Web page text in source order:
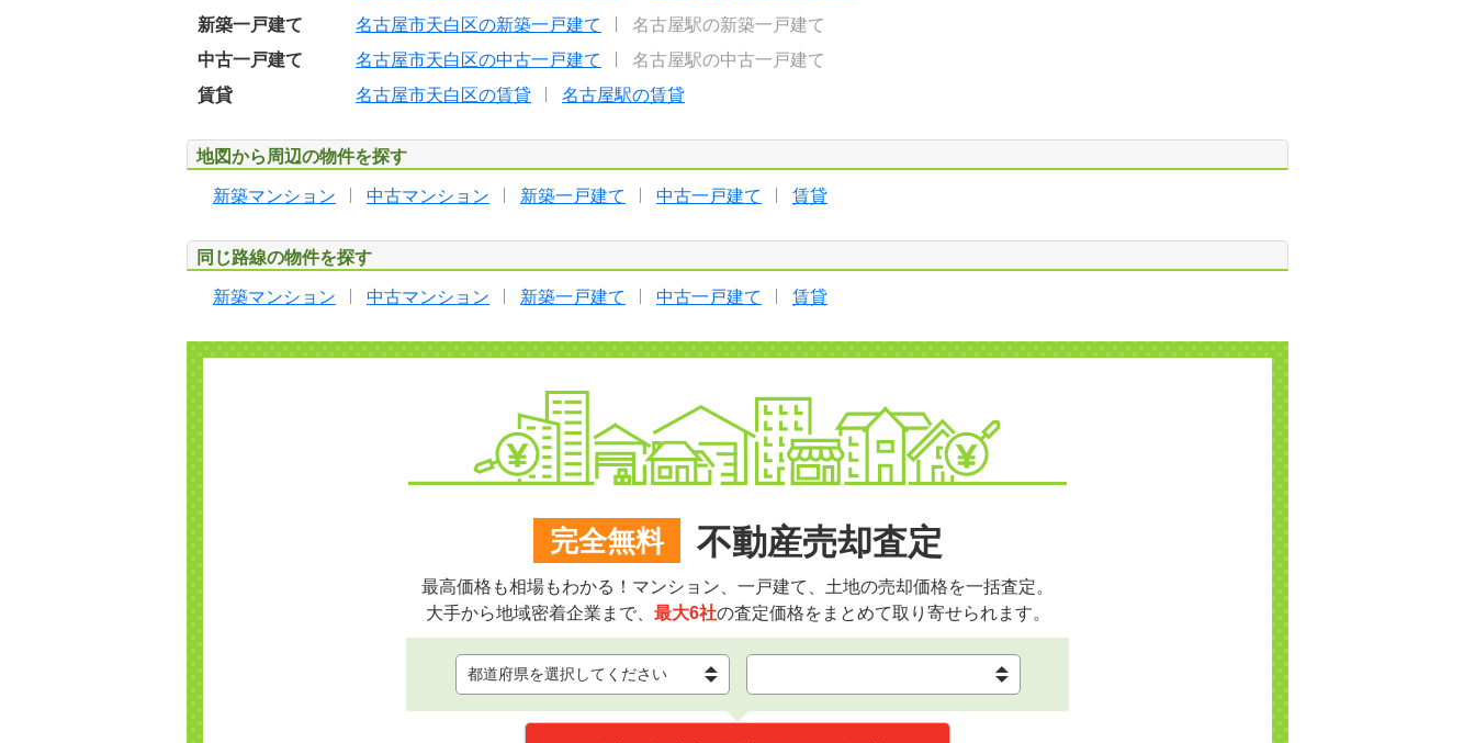
新築一戸建て
名古屋市天白区の新築一戸建て
名古屋駅の新築一戸建て
中古一戸建て
名古屋市天白区の中古一戸建て
名古屋駅の中古一戸建て
賃貸
名古屋市天白区の賃貸 名古屋駅の賃貸
地図から周辺の物件を探す
新築マンション 中古マンション 新築一戸建て 中古一戸建て 賃貸
同じ路線の物件を探す
新築マンション 中古マンション 新築一戸建て 中古一戸建て 賃貸
完全無料 不動産売却査定
最高価格も相場もわかる！マンション、一戸建て、土地の売却価格を一括査定。
大手から地域密着企業まで、 最大6社の査定価格をまとめて取り寄せられます。